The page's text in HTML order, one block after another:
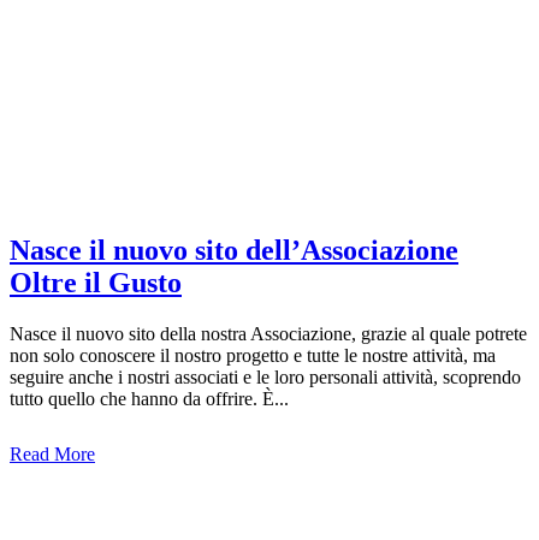
Nasce il nuovo sito dell’Associazione
Oltre il Gusto
Nasce il nuovo sito della nostra Associazione, grazie al quale potrete
non solo conoscere il nostro progetto e tutte le nostre attività, ma
seguire anche i nostri associati e le loro personali attività, scoprendo
tutto quello che hanno da offrire. È...
Read More